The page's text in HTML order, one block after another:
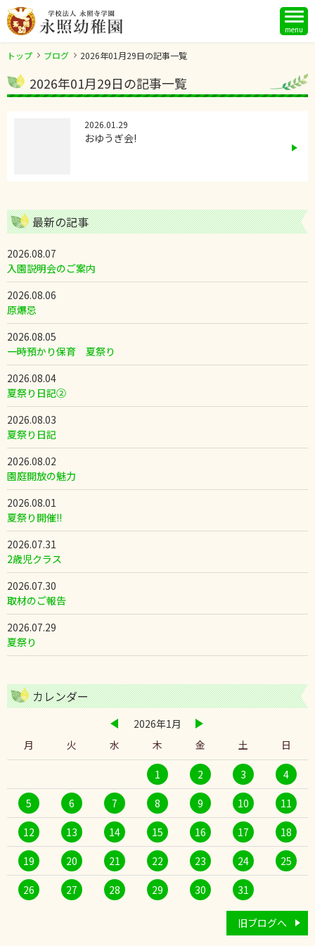
menu
トップ ブログ 2026年01月29日の記事一覧
2026年01月29日の記事一覧
2026.01.29
おゆうぎ会!
最新の記事
2026.08.07
入園説明会のご案内
2026.08.06
原爆忌
2026.08.05
一時預かり保育 夏祭り
2026.08.04
夏祭り日記②
2026.08.03
夏祭り日記
2026.08.02
園庭開放の魅力
2026.08.01
夏祭り開催!!
2026.07.31
2歳児クラス
2026.07.30
取材のご報告
2026.07.29
夏祭り
カレンダー
2026年1月
月
火 水 木 金 土 日
1 2 3 4
5 6 7 8 9 10 11
12 13 14 15 16 17 18
19 20 21 22 23 24 25
26 27 28 29 30 31
旧ブログへ